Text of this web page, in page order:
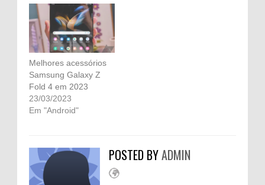
Melhores acessórios
Samsung Galaxy Z
Fold 4 em 2023
23/03/2023
Em "Android"
POSTED BYADMIN